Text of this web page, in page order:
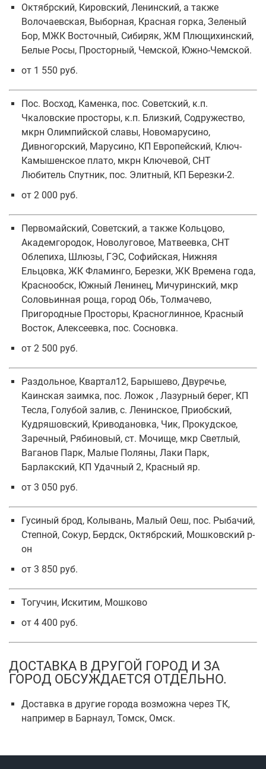
Октябрский, Кировский, Ленинский, а также
Волочаевская, Выборная, Красная горка, Зеленый
Бор, МЖК Восточный, Сибиряк, ЖМ Плющихинский,
Белые Росы, Просторный, Чемской, Южно-Чемской.
от 1 550 руб.
Пос. Восход, Каменка, пос. Советский, к.п.
Чкаловские просторы, к.п. Близкий, Содружество,
мкрн Олимпийской славы, Новомарусино,
Дивногорский, Марусино, КП Европейский, Ключ-
Камышенское плато, мкрн Ключевой, СНТ
Любитель Спутник, пос. Элитный, КП Березки-2.
от 2 000 руб.
Первомайский, Советский, а также Кольцово,
Академгородок, Новолуговое, Матвеевка, СНТ
Облепиха, Шлюзы, ГЭС, Софийская, Нижняя
Ельцовка, ЖК Фламинго, Березки, ЖК Времена года,
Краснообск, Южный Ленинец, Мичуринский, мкр
Соловьинная роща, город Обь, Толмачево,
Пригородные Просторы, Красноглинное, Красный
Восток, Алексеевка, пос. Сосновка.
от 2 500 руб.
Раздольное, Квартал12, Барышево, Двуречье,
Каинская заимка, пос. Ложок , Лазурный берег, КП
Тесла, Голубой залив, с. Ленинское, Приобский,
Кудряшовский, Криводановка, Чик, Прокудское,
Заречный, Рябиновый, ст. Мочище, мкр Светлый,
Ваганов Парк, Малые Поляны, Лаки Парк,
Барлакский, КП Удачный 2, Красный яр.
от 3 050 руб.
Гусиный брод, Колывань, Малый Оеш, пос. Рыбачий,
Степной, Сокур, Бердск, Октябрский, Мошковский р-
он
от 3 850 руб.
Тогучин, Искитим, Мошково
от 4 400 руб.
ДОСТАВКА В ДРУГОЙ ГОРОД И ЗА
ГОРОД ОБСУЖДАЕТСЯ ОТДЕЛЬНО.
Доставка в другие города возможна через ТК,
например в Барнаул, Томск, Омск.